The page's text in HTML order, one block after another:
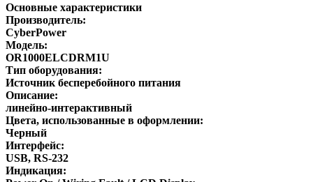
Основные характеристики
Производитель:
CyberPower
Модель:
OR1000ELCDRM1U
Тип оборудования:
Источник бесперебойного питания
Описание:
линейно-интерактивный
Цвета, использованные в оформлении:
Черный
Интерфейс:
USB, RS-232
Индикация: